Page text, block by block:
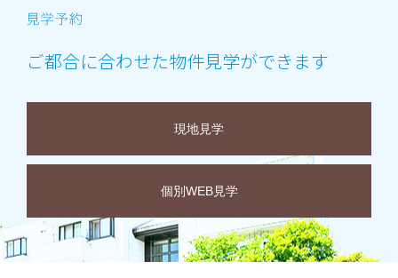
ご都合に合わせた物件見学ができます
現地見学
個別WEB見学